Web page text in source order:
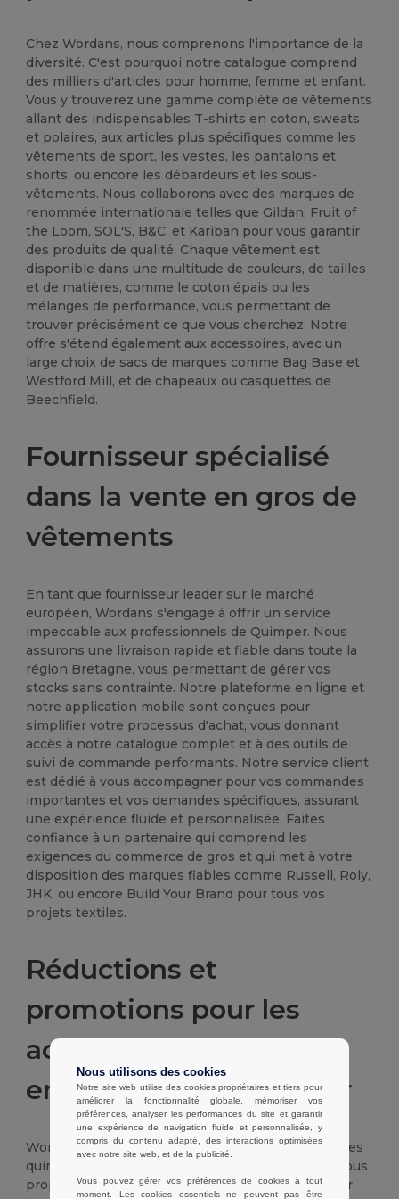
Chez Wordans, nous comprenons l'importance de la
diversité. C'est pourquoi notre catalogue comprend
des milliers d'articles pour homme, femme et enfant.
Vous y trouverez une gamme complète de vêtements
allant des indispensables T-shirts en coton, sweats
et polaires, aux articles plus spécifiques comme les
vêtements de sport, les vestes, les pantalons et
shorts, ou encore les débardeurs et les sous-
vêtements. Nous collaborons avec des marques de
renommée internationale telles que Gildan, Fruit of
the Loom, SOL'S, B&C, et Kariban pour vous garantir
des produits de qualité. Chaque vêtement est
disponible dans une multitude de couleurs, de tailles
et de matières, comme le coton épais ou les
mélanges de performance, vous permettant de
trouver précisément ce que vous cherchez. Notre
offre s'étend également aux accessoires, avec un
large choix de sacs de marques comme Bag Base et
Westford Mill, et de chapeaux ou casquettes de
Beechfield.
Fournisseur spécialisé
dans la vente en gros de
vêtements
En tant que fournisseur leader sur le marché
européen, Wordans s'engage à offrir un service
impeccable aux professionnels de Quimper. Nous
assurons une livraison rapide et fiable dans toute la
région Bretagne, vous permettant de gérer vos
stocks sans contrainte. Notre plateforme en ligne et
notre application mobile sont conçues pour
simplifier votre processus d'achat, vous donnant
accès à notre catalogue complet et à des outils de
suivi de commande performants. Notre service client
est dédié à vous accompagner pour vos commandes
importantes et vos demandes spécifiques, assurant
une expérience fluide et personnalisée. Faites
confiance à un partenaire qui comprend les
exigences du commerce de gros et qui met à votre
disposition des marques fiables comme Russell, Roly,
JHK, ou encore Build Your Brand pour tous vos
projets textiles.
Réductions et
promotions pour les
achats en gros pour les
entreprises de Quimper
Wordans est le partenaire idéal pour les entreprises
quimpéroises souhaitant optimiser leurs coûts. Nous
proposons des prix dégressifs très avantageux sur
Nous utilisons des cookies
Notre site web utilise des cookies propriétaires et tiers pour
améliorer la fonctionnalité globale, mémoriser vos
préférences, analyser les performances du site et garantir
une expérience de navigation fluide et personnalisée, y
compris du contenu adapté, des interactions optimisées
avec notre site web, et de la publicité.
Vous pouvez gérer vos préférences de cookies à tout
moment. Les cookies essentiels ne peuvent pas être